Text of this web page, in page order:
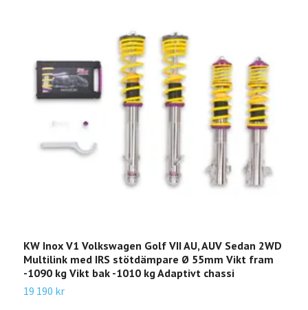
KW Inox V1 Volkswagen Golf VII AU, AUV Sedan 2WD
Multilink med IRS stötdämpare Ø 55mm Vikt fram
-1090 kg Vikt bak -1010 kg Adaptivt chassi
19 190 kr